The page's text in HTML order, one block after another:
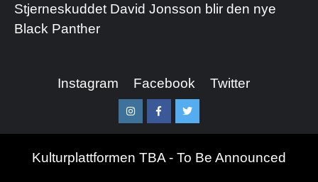
Stjerneskuddet David Jonsson blir den nye
Black Panther
Instagram Facebook Twitter
InstagramFacebookTwitter
Kulturplattformen TBA - To Be Announced